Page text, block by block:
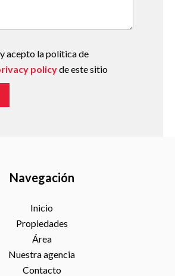
acepto la política de
policyde este sitio
Navegación
Inicio
Propiedades
Área
Nuestra agencia
Contacto